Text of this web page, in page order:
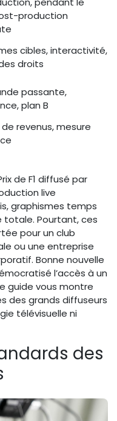
production
cibles, interactivité,
droits
passante,
plan B
revenus, mesure
de F1 diffusé par
live
graphismes temps
totale. Pourtant, ces
pour un club
ou une entreprise
Bonne nouvelle
l’accès à un
guide vous montre
des grands diffuseurs
télévisuelle ni
des